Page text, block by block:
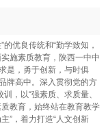
优良传统和“勤学致知，
施素质教育，陕西一中中
是，勇于创新，与时俱
牌高中。深入贯彻党的方
，以“强素质、求质量、
教育，始终站在教育教学
”，着力打造“人文创新